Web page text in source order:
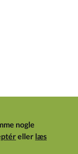
nogle
eller læs